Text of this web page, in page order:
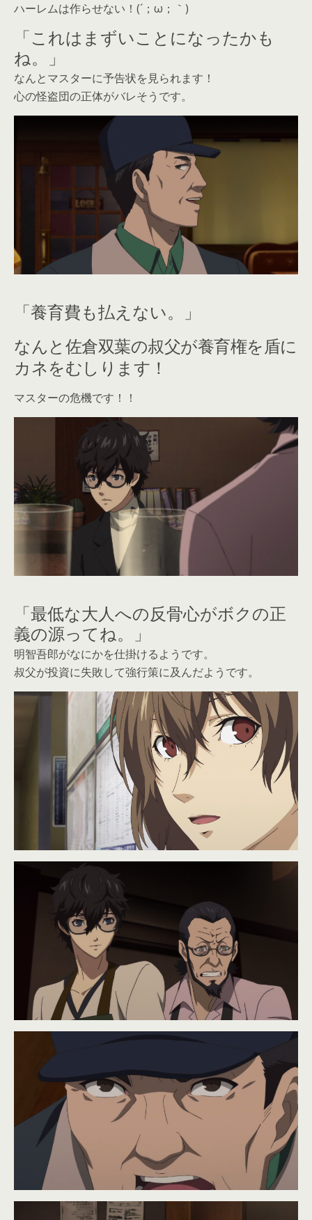
ハーレムは作らせない！(´；ω；｀)
「これはまずいことになったかも
ね。」
なんとマスターに予告状を見られます！
心の怪盗団の正体がバレそうです。
「養育費も払えない。」
なんと佐倉双葉の叔父が養育権を盾に
カネをむしります！
マスターの危機です！！
「最低な大人への反骨心がボクの正
義の源ってね。」
明智吾郎がなにかを仕掛けるようです。
叔父が投資に失敗して強行策に及んだようです。